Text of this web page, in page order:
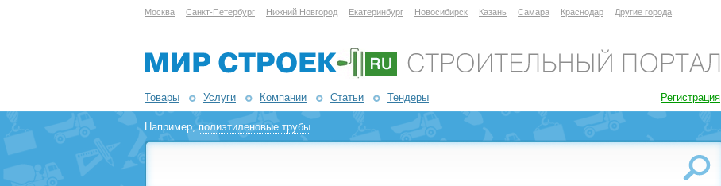
Москва Санкт-Петербург Нижний Новгород Екатеринбург Новосибирск Казань Самара Краснодар Другие города
Товары Услуги Компании Статьи Тендеры Регистрация
Например,полиэтиленовые трубы